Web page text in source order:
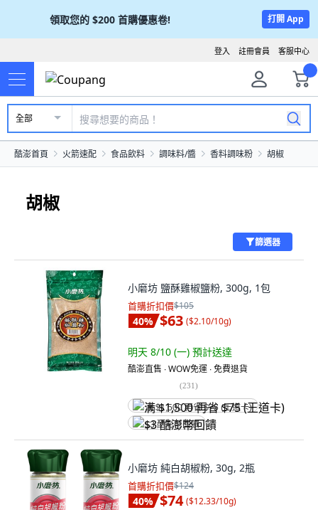
領取您的 $200 首購優惠卷! 打開 App
客服中心
註冊會員
登入
全部
酷澎首頁 火箭速配 食品飲料 調味料/醬 香料調味粉 胡椒
胡椒
篩選器
小磨坊 鹽酥雞椒鹽粉, 300g, 1包
首購折扣價$105
40% $63 ($2.10/10g)
明天 8/10 (一) 預計送達
酷澎直售 ∙ WOW免運 ∙ 免費退貨
(231)
满 $1,500 再省 $75 (王道卡)
$3 酷澎幣回饋
小磨坊 純白胡椒粉, 30g, 2瓶
首購折扣價$124
40% $74 ($12.33/10g)